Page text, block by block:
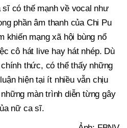
có thế mạnh về vocal như
phần âm thanh của Chi Pu
khiến mạng xã hội bùng nổ
cô hát live hay hát nhép. Dù
thức, có thể thấy những
hiện tại ít nhiều vẫn chịu
màn trình diễn từng gây
nữ ca sĩ.